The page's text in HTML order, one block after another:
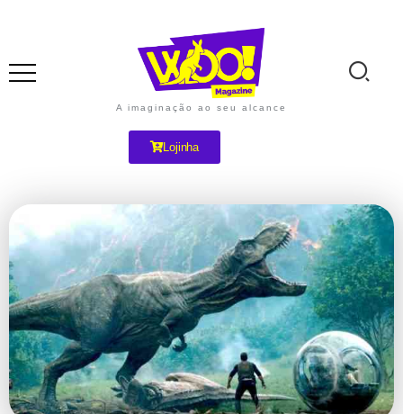
A imaginação ao seu alcance
Lojinha